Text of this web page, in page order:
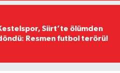
Siirt’te ölümden
Resmen futbol terörü!